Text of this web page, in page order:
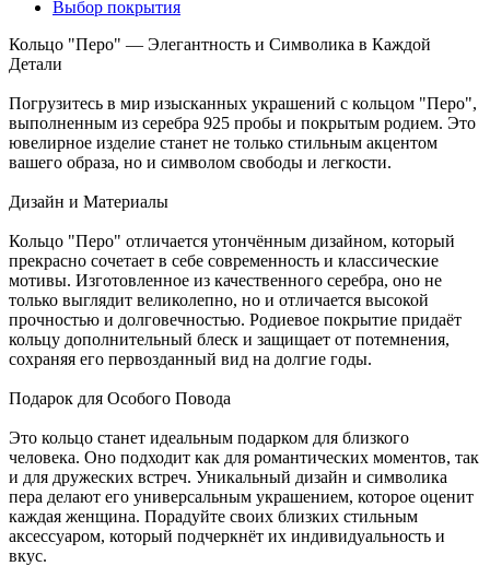
Выбор покрытия
Кольцо "Перо" — Элегантность и Символика в Каждой
Детали
Погрузитесь в мир изысканных украшений с кольцом "Перо",
выполненным из серебра 925 пробы и покрытым родием. Это
ювелирное изделие станет не только стильным акцентом
вашего образа, но и символом свободы и легкости.
Дизайн и Материалы
Кольцо "Перо" отличается утончённым дизайном, который
прекрасно сочетает в себе современность и классические
мотивы. Изготовленное из качественного серебра, оно не
только выглядит великолепно, но и отличается высокой
прочностью и долговечностью. Родиевое покрытие придаёт
кольцу дополнительный блеск и защищает от потемнения,
сохраняя его первозданный вид на долгие годы.
Подарок для Особого Повода
Это кольцо станет идеальным подарком для близкого
человека. Оно подходит как для романтических моментов, так
и для дружеских встреч. Уникальный дизайн и символика
пера делают его универсальным украшением, которое оценит
каждая женщина. Порадуйте своих близких стильным
аксессуаром, который подчеркнёт их индивидуальность и
вкус.